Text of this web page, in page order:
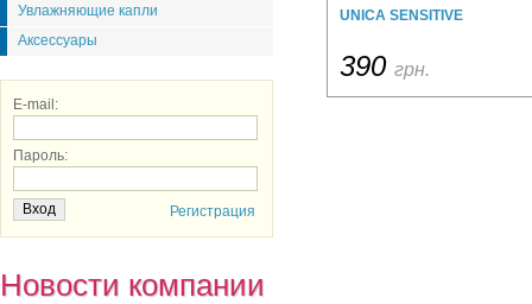
Увлажняющие капли
Аксессуары
E-mail:
Пароль:
Регистрация
Новости компании
UNICA SENSITIVE
390 грн.